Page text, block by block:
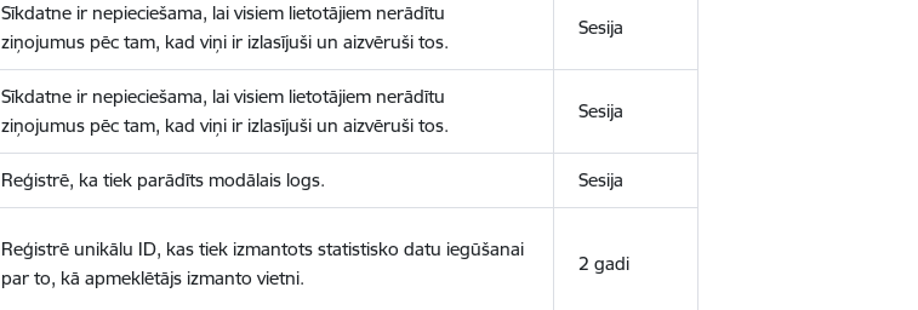
Sīkdatne ir nepieciešama, lai visiem lietotājiem nerādītu
ziņojumus pēc tam, kad viņi ir izlasījuši un aizvēruši tos.
Sesija
Sīkdatne ir nepieciešama, lai visiem lietotājiem nerādītu
ziņojumus pēc tam, kad viņi ir izlasījuši un aizvēruši tos.
Sesija
Reģistrē, ka tiek parādīts modālais logs. Sesija
Reģistrē unikālu ID, kas tiek izmantots statistisko datu iegūšanai
par to, kā apmeklētājs izmanto vietni.
2 gadi